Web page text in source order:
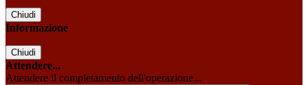
Chiudi
Informazione
Chiudi
Attendere...
Attendere il completamento dell'operazione...